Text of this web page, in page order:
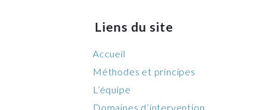
Liens du site
Accueil
Méthodes et principes
L’équipe
Domaines d’intervention